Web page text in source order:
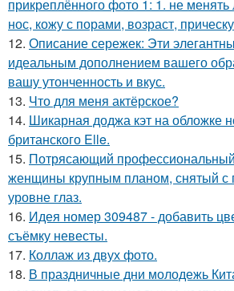
прикреплённого фото 1: 1. не
нос, кожу с порами, возраст,
12. Описание сережек: Эти
идеальным дополнением вашего
вашу утонченность и вкус.
13. Что для меня актёрское?
14. Шикарная доджа кэт на обложке
британского Elle.
15. Потрясающий
женщины крупным планом, снятый с
уровне глаз.
16. Идея номер 309487 - добавить
съёмку невесты.
17. Коллаж из двух фото.
18. В праздничные дни молодежь